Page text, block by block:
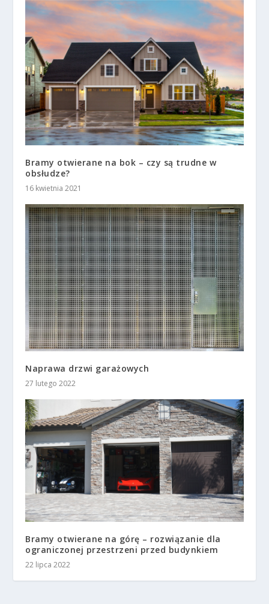
Bramy otwierane na bok – czy są trudne w
obsłudze?
16 kwietnia 2021
Naprawa drzwi garażowych
27 lutego 2022
Bramy otwierane na górę – rozwiązanie dla
ograniczonej przestrzeni przed budynkiem
22 lipca 2022